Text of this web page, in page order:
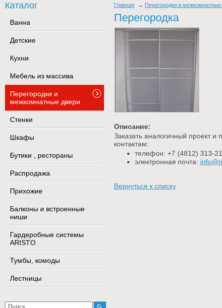
Главная Перегородки и межкомнатные
Перегородка
Описание:
Заказать аналогичный проект и
контактам:
телефон: +7 (4812) 313-
электронная почта:
Вернуться к списку
Каталог
Ванна
Детские
Кухни
Мебель из массива
Перегородки и
межкомнатные двери
Стенки
Шкафы
Бутики , рестораны
Распродажа
Прихожие
Балконы и встроенные
ниши
Гардеробные системы
ARISTO
Тумбы, комоды
Лестницы